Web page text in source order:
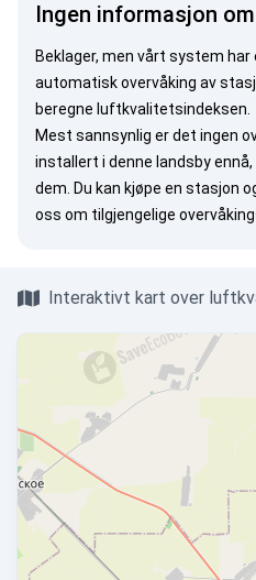
Ingen informasjon
Beklager, men vårt system
automatisk overvåking av
beregne luftkvalitetsindeksen.
Mest sannsynlig er det ingen
installert i denne landsby ennå,
dem. Du kan kjøpe en stasjon
oss om tilgjengelige
Interaktivt kart over